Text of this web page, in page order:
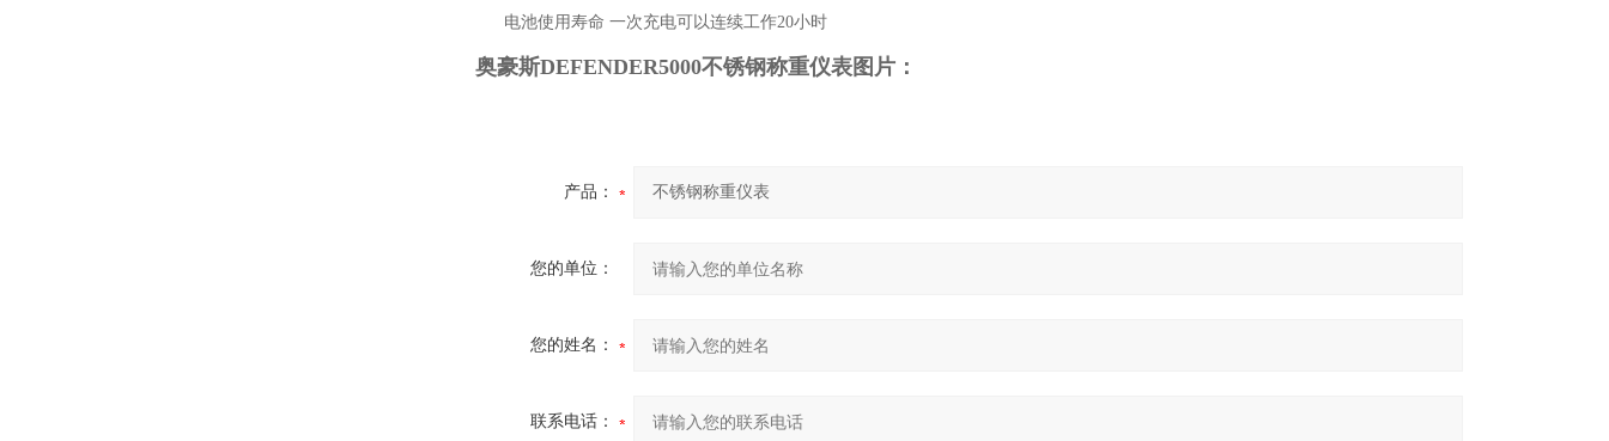
电池使用寿命 一次充电可以连续工作20小时
奥豪斯DEFENDER5000不锈钢称重仪表图片：
产品：
您的单位：
您的姓名：
联系电话：